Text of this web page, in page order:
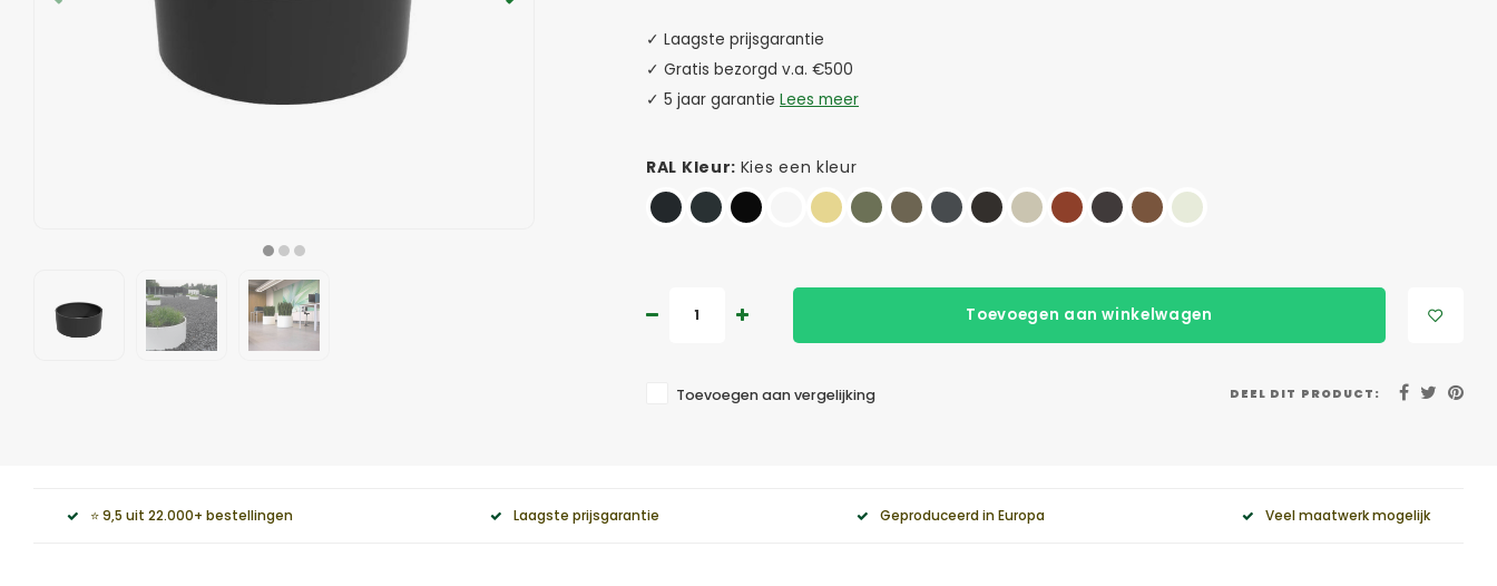
✓ Laagste prijsgarantie
✓ Gratis bezorgd v.a. €500
✓ 5 jaar garantie Lees meer
RAL Kleur: Kies een kleur
Toevoegen aan winkelwagen
Toevoegen aan vergelijking DEEL DIT PRODUCT:
⭐ 9,5 uit 22.000+ bestellingen Laagste prijsgarantie Geproduceerd in Europa Veel maatwerk mogelijk